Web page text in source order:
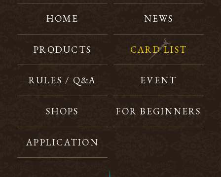
HOME NEWS
PRODUCTS CARD LIST
RULES / Q&A EVENT
SHOPS FOR BEGINNERS
APPLICATION